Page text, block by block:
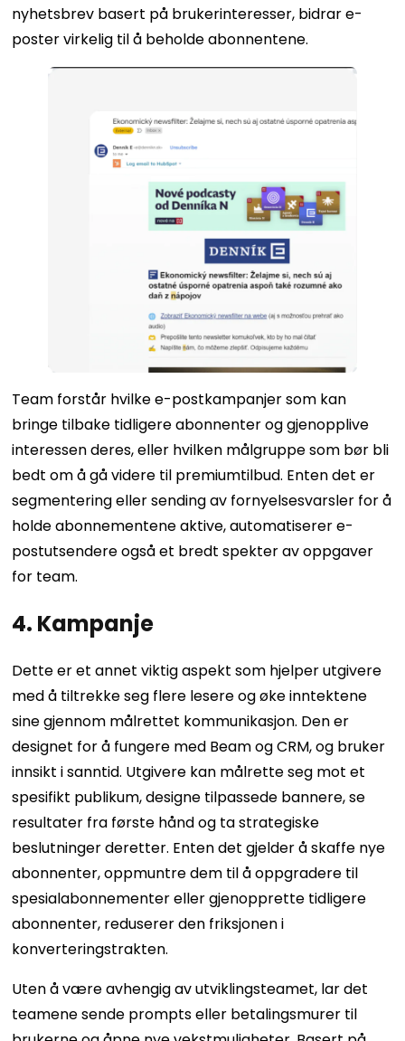
nyhetsbrev basert på brukerinteresser, bidrar e-
poster virkelig til å beholde abonnentene.
Team forstår hvilke e-postkampanjer som kan
bringe tilbake tidligere abonnenter og gjenopplive
interessen deres, eller hvilken målgruppe som bør bli
bedt om å gå videre til premiumtilbud. Enten det er
segmentering eller sending av fornyelsesvarsler for å
holde abonnementene aktive, automatiserer e-
postutsendere også et bredt spekter av oppgaver
for team.
4. Kampanje
Dette er et annet viktig aspekt som hjelper utgivere
med å tiltrekke seg flere lesere og øke inntektene
sine gjennom målrettet kommunikasjon. Den er
designet for å fungere med Beam og CRM, og bruker
innsikt i sanntid. Utgivere kan målrette seg mot et
spesifikt publikum, designe tilpassede bannere, se
resultater fra første hånd og ta strategiske
beslutninger deretter. Enten det gjelder å skaffe nye
abonnenter, oppmuntre dem til å oppgradere til
spesialabonnementer eller gjenopprette tidligere
abonnenter, reduserer den friksjonen i
konverteringstrakten.
Uten å være avhengig av utviklingsteamet, lar det
teamene sende prompts eller betalingsmurer til